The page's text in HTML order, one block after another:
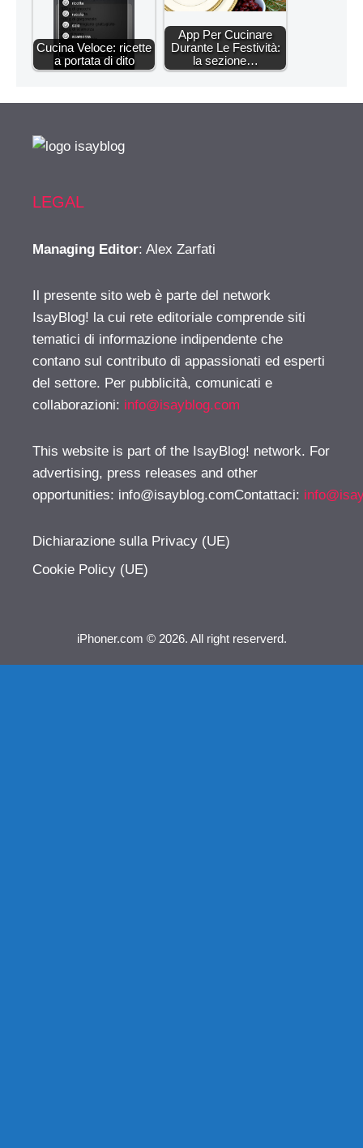
Cucina Veloce: ricette
a portata di dito
App Per Cucinare
Durante Le Festività:
la sezione…
LEGAL
Managing Editor: Alex Zarfati
Il presente sito web è parte del network
IsayBlog! la cui rete editoriale comprende siti
tematici di informazione indipendente che
contano sul contributo di appassionati ed esperti
del settore. Per pubblicità, comunicati e
collaborazioni: info@isayblog.com
This website is part of the IsayBlog! network. For
advertising, press releases and other
opportunities: info@isayblog.comContattaci:
Dichiarazione sulla Privacy (UE)
Cookie Policy (UE)
iPhoner.com © 2026. All right reserverd.